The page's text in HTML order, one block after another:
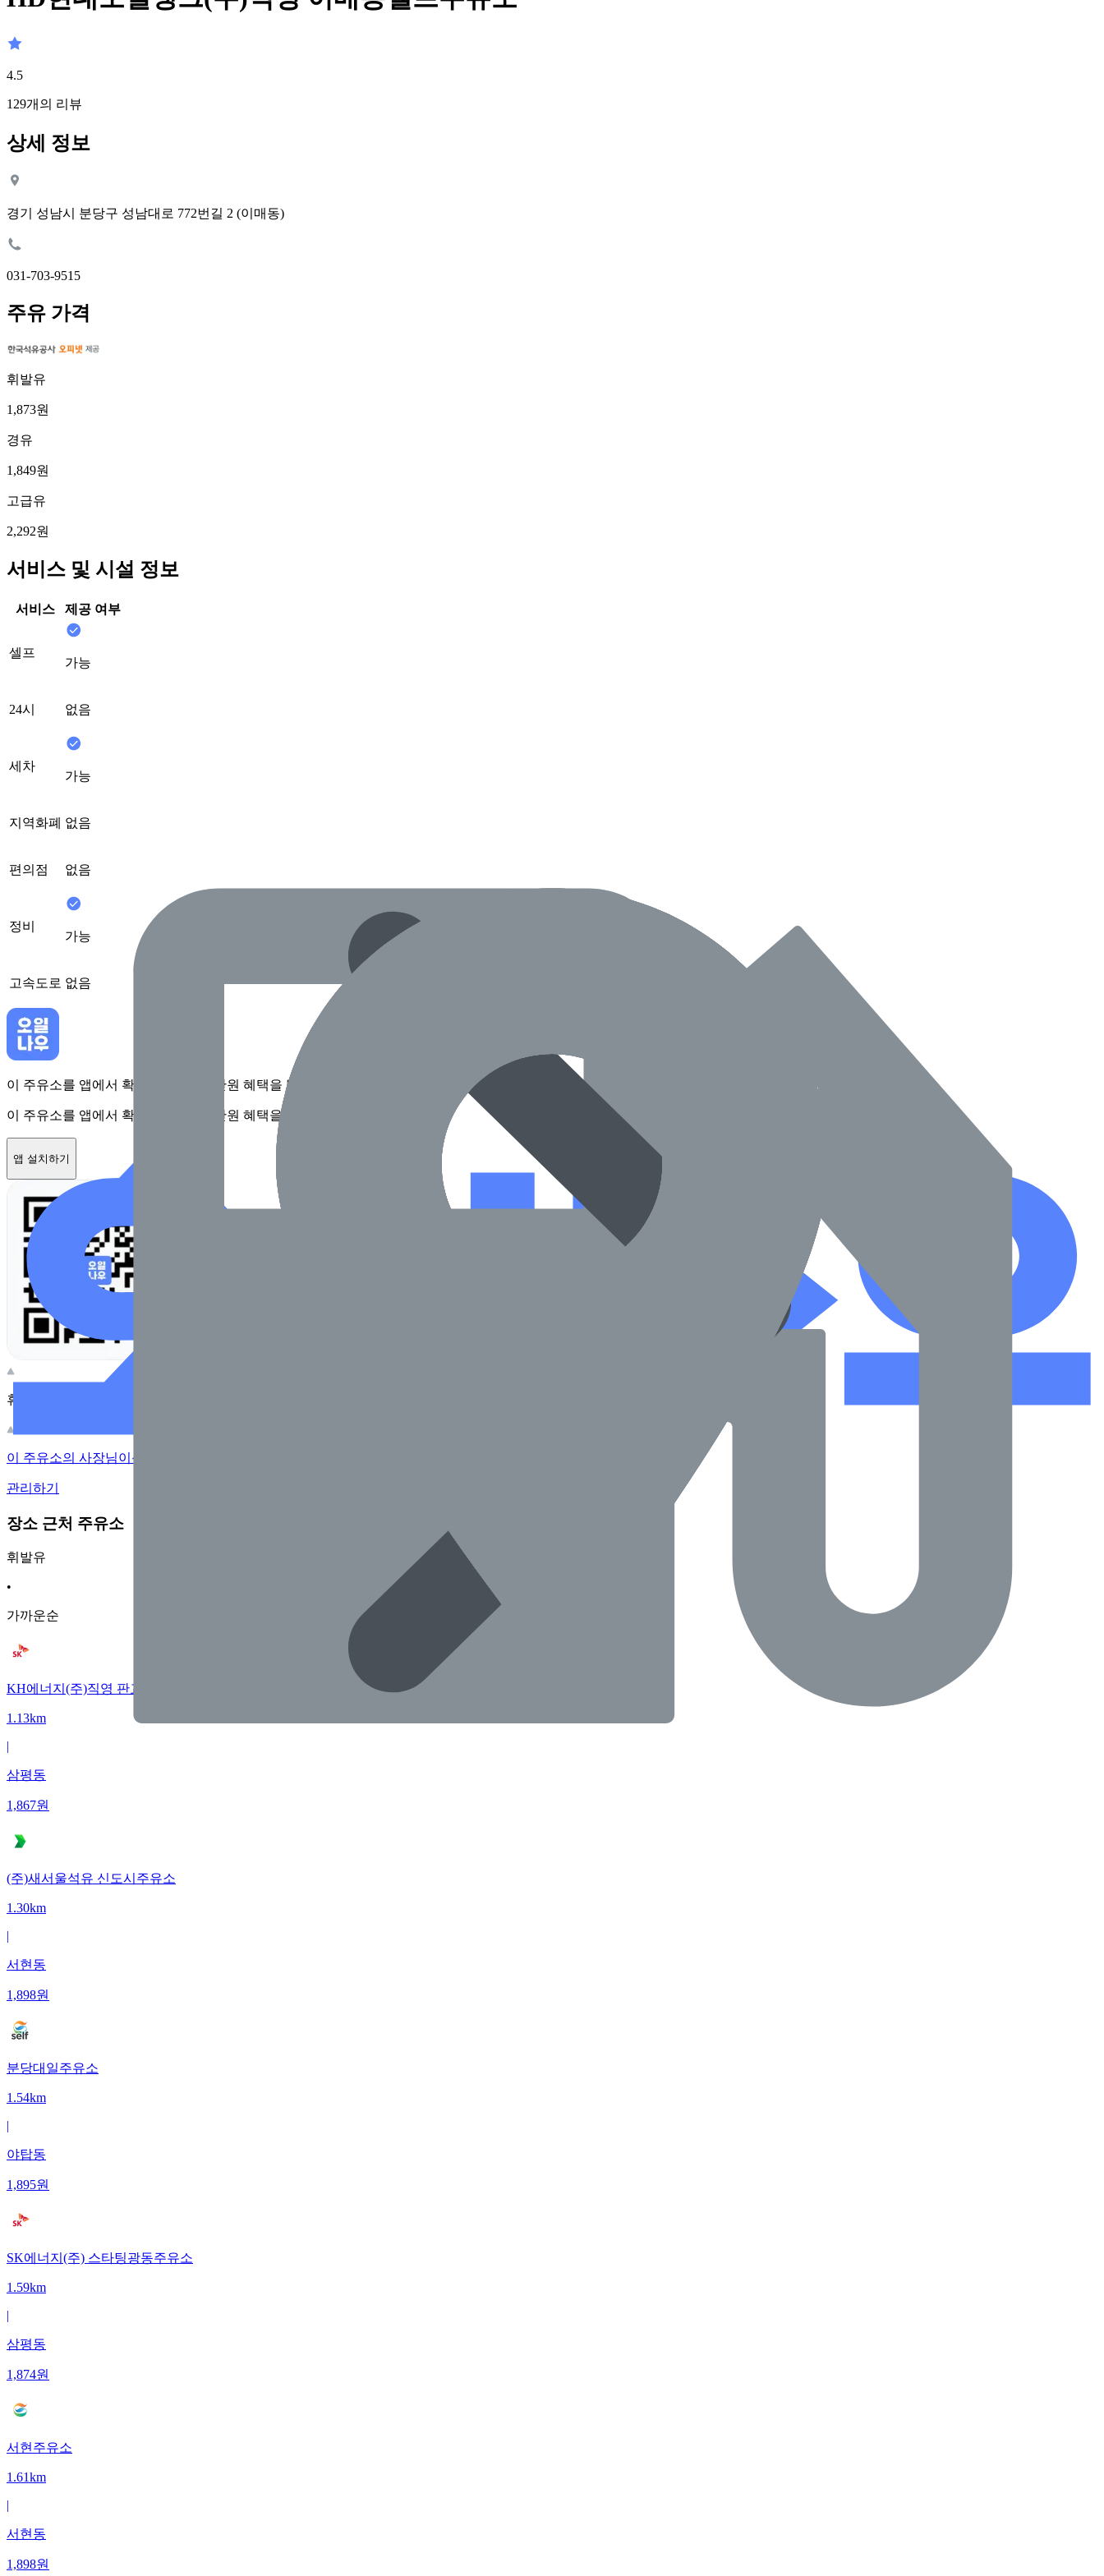
4.5
129개의 리뷰
상세 정보
경기 성남시 분당구 성남대로 772번길 2 (이매동)
031-703-9515
주유 가격
휘발유
1,873원
경유
1,849원
고급유
2,292원
서비스 및 시설 정보
서비스 제공 여부
셀프
가능
24시 없음
세차
가능
지역화폐 없음
편의점 없음
정비
가능
고속도로 없음
이 주유소를 앱에서 확인하고 최대 1만원 혜택을 받아보세요
이 주유소를 앱에서 확인하고 최대 1만원 혜택을 받아보세요
앱 설치하기
휴대전화 카메라로 찍어보세요
이 주유소의 사장님이신가요?
관리하기
장소 근처 주유소
휘발유
•
가까운순
KH에너지(주)직영 판교운중주유소
1.13km
|
삼평동
1,867원
(주)새서울석유 신도시주유소
1.30km
|
서현동
1,898원
분당대일주유소
1.54km
|
야탑동
1,895원
SK에너지(주) 스타팅광동주유소
1.59km
|
삼평동
1,874원
서현주유소
1.61km
|
서현동
1,898원